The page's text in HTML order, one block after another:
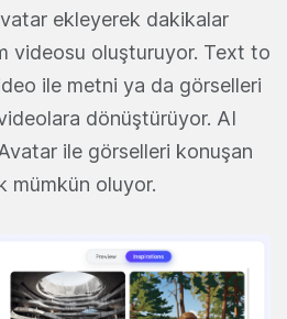
ekleyerek dakikalar
videosu oluşturuyor. Text to
ile metni ya da görselleri
dönüştürüyor. AI
ile görselleri konuşan
mümkün oluyor.